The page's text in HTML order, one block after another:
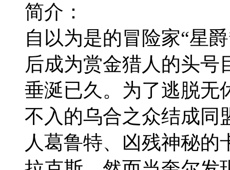
简介：
自以为是的冒险家“星
后成为赏金猎人的头号
垂涎已久。为了逃脱无
不入的乌合之众结成
人葛鲁特、凶残神秘